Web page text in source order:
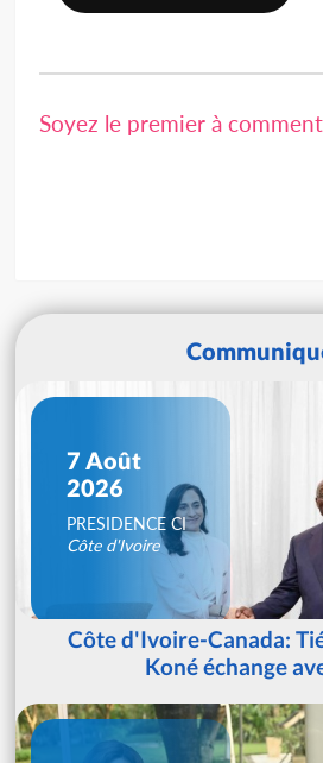
Soyez le premier à
7 Août
2026
PRESIDENCE CI
Côte d'Ivoire
Côte d'Ivoire-Canada:
Koné échange